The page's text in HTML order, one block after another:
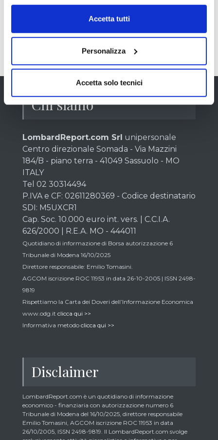
Accetta tutti
Personalizza
Accetta solo tecnici
riservate e l'accesso gratuito per 7 giorni
ai servizi premium.
Chi siamo
LombardReport.com Srl unipersonale
Centro direzionale Somada - Via Mazzini
184/B - piano terra - 41049 Sassuolo - MO
ITALY
Tel 02 30314494
P.IVA e CF: 02611280369 - Codice destinatario
SDI: M5UXCR1
Cap. Soc. 10.000 euro int. vers. | C.C.I.A.
626/2000 | R.E.A. MO - 444011
Quotidiano di informazione di Borsa autorizzazione 6
Tribunale di Modena 16/10/2025
Direttore responsabile: Emilio Tomasini.
AGCOM iscrizione ROC 11953 in data 26-10-2005 | ISSN 2498-
9819
Rispettiamo la Carta dei Doveri dell’Informazione Economica
www.odg.it clicca qui >>
Informativa metodo clicca qui >>
Disclaimer
LombardReport.com è un quotidiano di informazione
economico - finanziaria con autorizzazione numero 6
Tribunale di Modena del 16/10/2025, direttore responsabile
Emilio Tomasini, AGCOM iscrizione ROC 11953 in data
26/10/2005, ISSN 2498-9819. Il LombardReport.com svolge